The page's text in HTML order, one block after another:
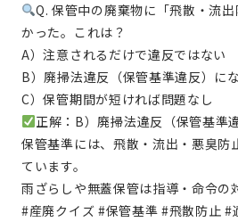
Q. 保管中の廃棄物に「飛散・流
かった。これは？
A）注意されるだけで違反ではない
B）廃掃法違反（保管基準違反）に
C）保管期間が短ければ問題なし
正解：B）廃掃法違反（保管基準
保管基準には、飛散・流出・悪臭防
ています。
雨ざらしや無蓋保管は指導・命令の
#産廃クイズ #保管基準 #飛散防止 #